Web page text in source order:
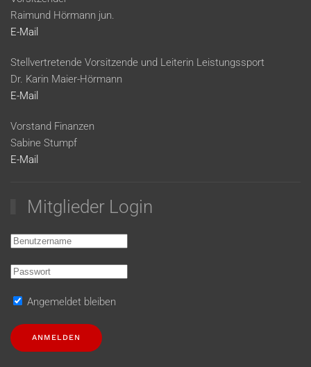
Raimund Hörmann jun.
E-Mail
Stellvertretende Vorsitzende und Leiterin Leistungssport
Dr. Karin Maier-Hörmann
E-Mail
Vorstand Finanzen
Sabine Stumpf
E-Mail
Mitglieder Login
Angemeldet bleiben
ANMELDEN